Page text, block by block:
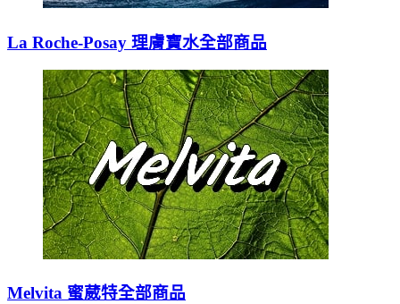
La Roche-Posay 理膚寶水全部商品
Melvita 蜜葳特全部商品